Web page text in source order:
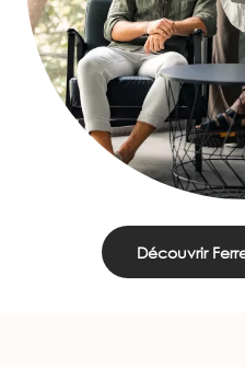
Découvrir